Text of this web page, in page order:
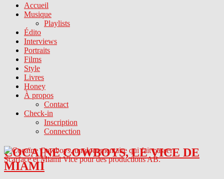
Accueil
Musique
Playlists
Édito
Interviews
Portraits
Films
Style
Livres
Honey
À propos
Contact
Check-in
Inscription
Connection
COCAINE COWBOYS, LE VICE DE
MIAMI